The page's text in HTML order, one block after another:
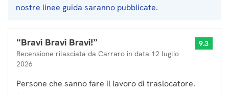
nostre linee guida saranno pubblicate.
“Bravi Bravi Bravi!”
Recensione rilasciata da Carraro in data 12 luglio
2026
9.3
Persone che sanno fare il lavoro di traslocatore.